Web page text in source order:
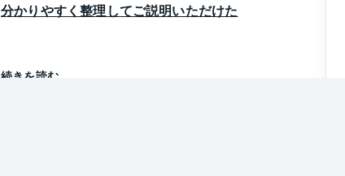
分かりやすく整理してご説明いただけた
続きを読む